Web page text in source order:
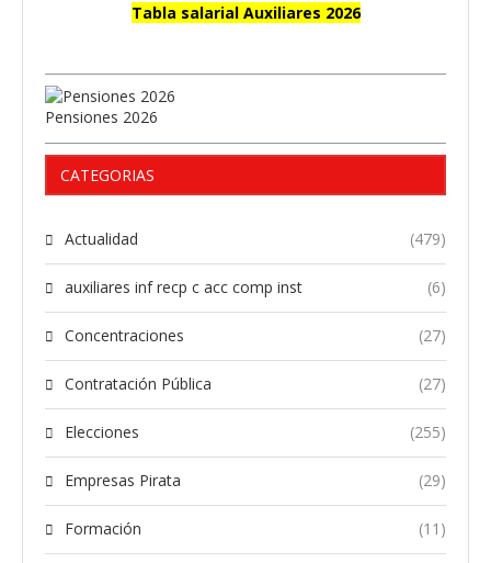
Tabla salarial Auxiliares 2026
Pensiones 2026
CATEGORIAS
Actualidad (479)
auxiliares inf recp c acc comp inst (6)
Concentraciones (27)
Contratación Pública (27)
Elecciones (255)
Empresas Pirata (29)
Formación (11)